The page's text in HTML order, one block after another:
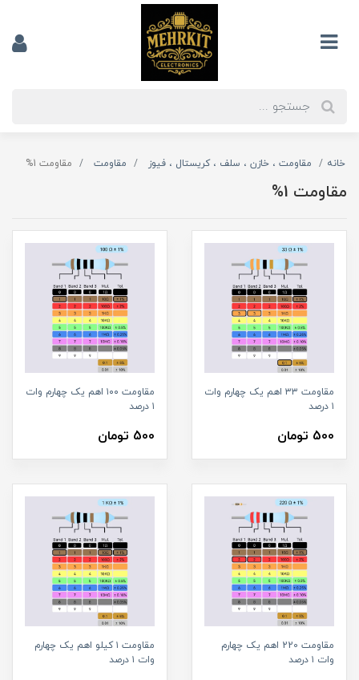
خانه مقاومت ، خازن ، سلف ، کریستال ، فیوز مقاومت مقاومت 1%
مقاومت 1%
مقاومت ۳۳ اهم یک چهارم وات
۱ درصد
500 تومان
مقاومت ۱۰۰ اهم یک چهارم وات
۱ درصد
500 تومان
مقاومت 220 اهم یک چهارم
وات ۱ درصد
مقاومت ۱ کیلو اهم یک چهارم
وات ۱ درصد